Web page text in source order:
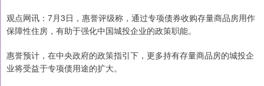
观点网讯：7月3日，惠誉评级称，通过专项债券收购存量商品房用作
保障性住房，有助于强化中国城投企业的政策职能。
惠誉预计，在中央政府的政策指引下，更多持有存量商品房的城投企
业将受益于专项债用途的扩大。